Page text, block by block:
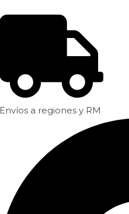
Envíos a regiones y RM